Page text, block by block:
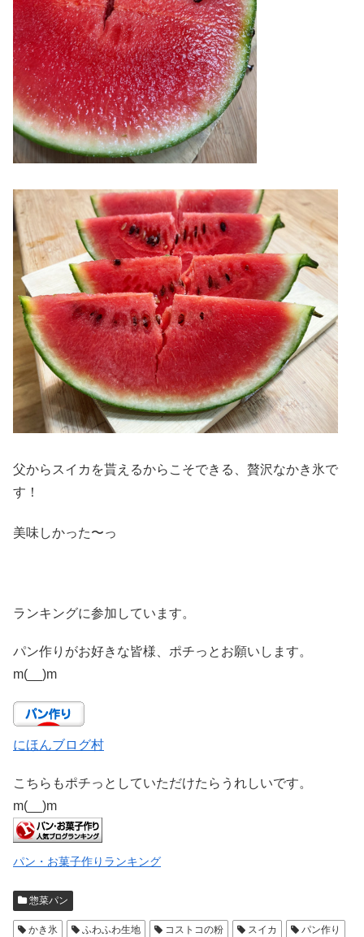
父からスイカを貰えるからこそできる、贅沢なかき氷で
す！
美味しかった〜っ
ランキングに参加しています。
パン作りがお好きな皆様、ポチっとお願いします。
m(__)m
にほんブログ村
こちらもポチっとしていただけたらうれしいです。
m(__)m
パン・お菓子作りランキング
惣菜パン
かき氷 ふわふわ生地 コストコの粉 スイカ
パン作り